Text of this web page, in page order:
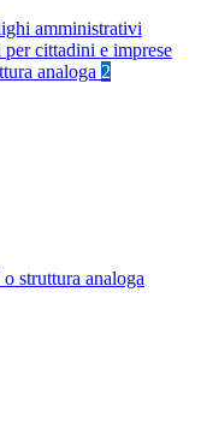
amministrativi
cittadini e imprese
analoga 2
struttura analoga